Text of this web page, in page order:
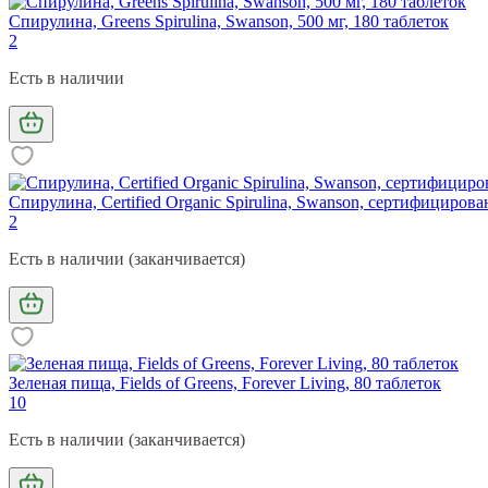
Спирулина, Greens Spirulina, Swanson, 500 мг, 180 таблеток
2
Есть в наличии
Спирулина, Certified Organic Spirulina, Swanson,
2
Есть в наличии (заканчивается)
Зеленая пища, Fields of Greens, Forever Living, 80 таблеток
10
Есть в наличии (заканчивается)